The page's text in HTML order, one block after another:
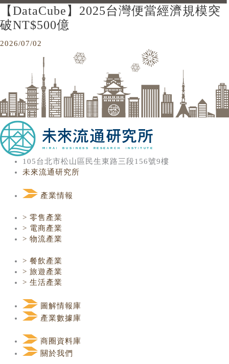
【DataCube】2025台灣便當經濟規模突
破NT$500億
2026/07/02
105台北市松山區民生東路三段156號9樓
未來流通研究所
產業情報
> 零售產業
> 電商產業
> 物流產業
> 餐飲產業
> 旅遊產業
> 生活產業
圖解情報庫
產業數據庫
商圈資料庫
關於我們